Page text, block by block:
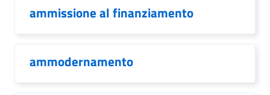
ammissione al finanziamento
ammodernamento